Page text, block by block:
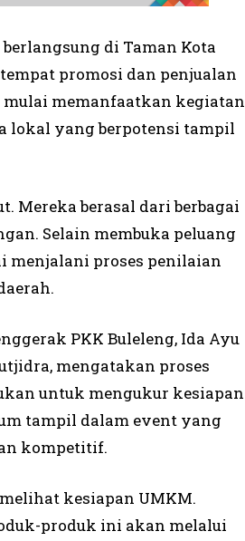
di Taman Kota
promosi dan penjualan
mulai memanfaatkan kegiatan
lokal yang berpotensi tampil
Mereka berasal dari berbagai
Selain membuka peluang
menjalani proses penilaian
PKK Buleleng, Ida Ayu
mengatakan proses
untuk mengukur kesiapan
tampil dalam event yang
kompetitif.
kesiapan UMKM.
produk ini akan melalui